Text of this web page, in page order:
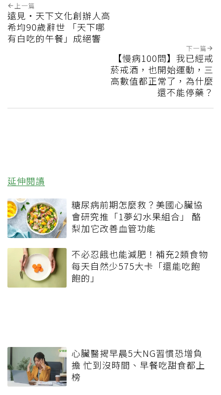
上一篇
遠見‧天下文化創辦人高
希均90歲辭世 「天下哪
有白吃的午餐」成絕響
下一篇
【慢病100問】我已經戒
菸戒酒，也開始運動，三
高數值都正常了，為什麼
還不能停藥？
延伸閱讀
糖尿病前期怎麼救？美國心臟協
會研究推「1夢幻水果組合」 酪
梨加它改善血管功能
不必忍餓也能減肥！補充2類食物
每天自然少575大卡「還能吃飽
飽的」
心臟醫揭早晨5大NG習慣恐增負
擔 忙到沒時間、早餐吃甜食都上
榜